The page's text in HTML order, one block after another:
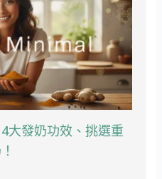
大發奶功效、挑選重